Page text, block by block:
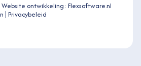
Website ontwikkeling: Flexsoftware.nl
Privacybeleid